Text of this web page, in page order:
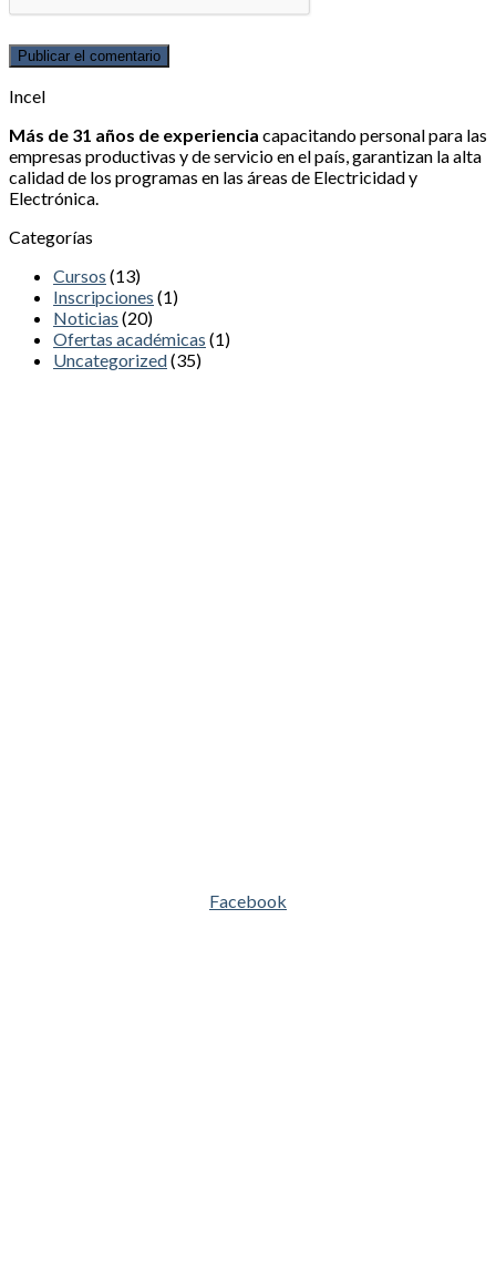
Incel
Más de 31 años de experiencia capacitando personal para las
empresas productivas y de servicio en el país, garantizan la alta
calidad de los programas en las áreas de Electricidad y
Electrónica.
Categorías
Cursos (13)
Inscripciones (1)
Noticias (20)
Ofertas académicas (1)
Uncategorized(35)
Facebook